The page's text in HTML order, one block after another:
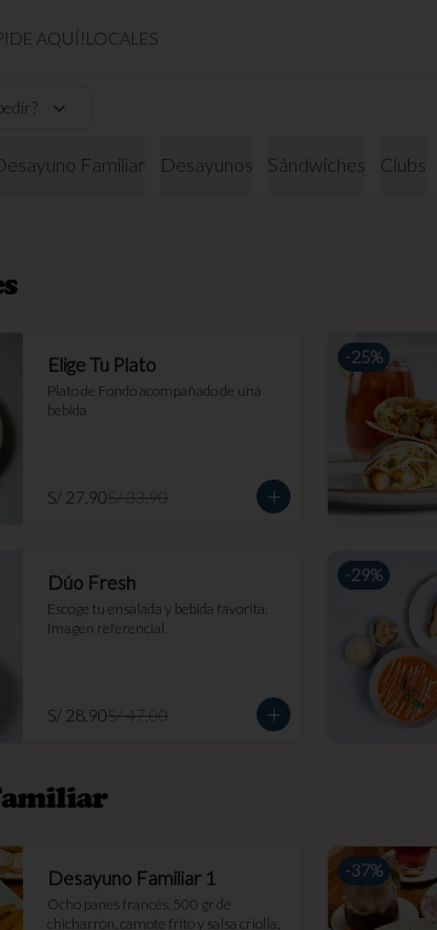
AQUÍ!LOCALES
Familiar Desayunos Sándwiches Clubs
Elige Tu Plato
Plato de Fondo acompañado de una
bebida
S/ 27.90S/ 33.90
-25%
Dúo Fresh
Escoge tu ensalada y bebida favorita.
Imagen referencial.
S/ 28.90S/ 47.00
-29%
Desayuno Familiar 1
Ocho panes francés, 500 gr de
chicharrón, camote frito y salsa criolla,
-37%